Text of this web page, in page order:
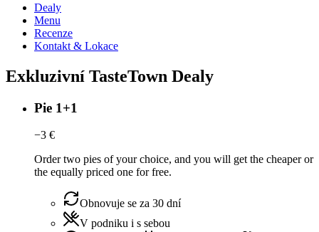
Dealy
Menu
Recenze
Kontakt & Lokace
Exkluzivní TasteTown Dealy
Pie 1+1
−3 €
Order two pies of your choice, and you will get the cheaper or
the equally priced one for free.
Obnovuje se za 30 dní
V podniku i s sebou